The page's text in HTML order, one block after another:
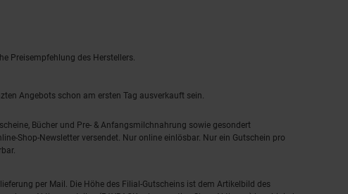
Preisempfehlung des Herstellers.
Angebots schon am ersten Tag ausverkauft sein.
Bücher und Pre- & Anfangsmilchnahrung sowie gesondert
Shop-Newsletter versendet. Nur online einlösbar. Nur ein Gutschein pro
per Mail. Die Höhe des Filial-Gutscheins ist dem Artikelbild des